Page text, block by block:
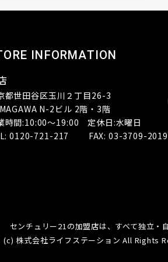
INFORMATION
都世田谷区玉川２丁目26-3
N-2ビル 2階・3階
時間:10:00～19:00 定休日:水曜日
0120-721-217 FAX: 03-3709-2019
センチュリー21の加盟店は、すべて独立・自
(c) 株式会社ライフステーション All Rights